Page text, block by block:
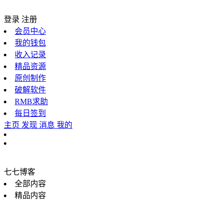
登录 注册
会员中心
我的钱包
收入记录
精品资源
原创制作
破解软件
RMB求助
每日签到
主页 发现 消息 我的
七七博客
全部内容
精品内容